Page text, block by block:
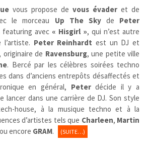
vous propose de vous évader et de
le morceau Up The Skyde Peter
featuring avec « Hisgirl », qui n’est autre
Peter Reinhardt est un DJ et
originaire de Ravensburg, une petite ville
. Bercé par les célèbres soirées techno
dans d’anciens entrepôts désaffectés et
en général, Peterdécide il y a
lancer dans une carrière de DJ. Son style
house, à la musique techno et à la
d’artistes tels que Charleen, Martin
ou encore GRAM. (SUITE…)